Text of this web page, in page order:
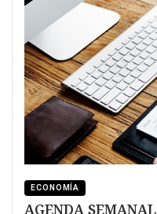
ECONOMÍA
AGENDA SEMANAL